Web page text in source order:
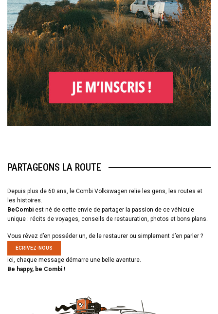
PARTAGEONS LA ROUTE
Depuis plus de 60 ans, le Combi Volkswagen relie les gens, les routes et
les histoires.
BeCombi est né de cette envie de partager la passion de ce véhicule
unique : récits de voyages, conseils de restauration, photos et bons plans.
Vous rêvez d’en posséder un, de le restaurer ou simplement d’en parler ?
ÉCRIVEZ-NOUS
ici, chaque message démarre une belle aventure.
Be happy, be Combi !